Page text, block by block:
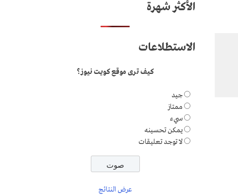
الأكثر شهرة
الاستطلاعات
كيف ترى موقع كويت نيوز؟
جيد
ممتاز
سيء
يمكن تحسينه
لا توجد تعليقات
عرض النتائج